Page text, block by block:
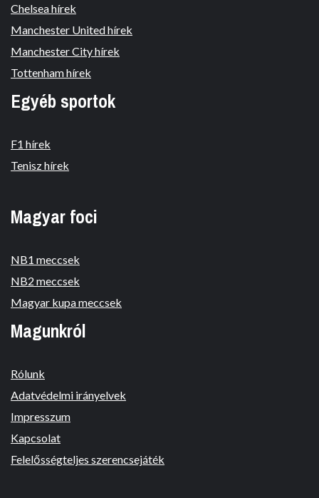
Chelsea hírek
Manchester United hírek
Manchester City hírek
Tottenham hírek
Egyéb sportok
F1 hírek
Tenisz hírek
Magyar foci
NB1 meccsek
NB2 meccsek
Magyar kupa meccsek
Magunkról
Rólunk
Adatvédelmi irányelvek
Impresszum
Kapcsolat
Felelősségteljes szerencsejáték